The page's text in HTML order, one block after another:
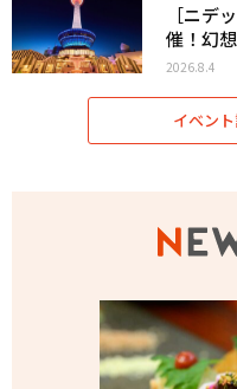
［ニデ
催！幻
2026.8.4
イベン